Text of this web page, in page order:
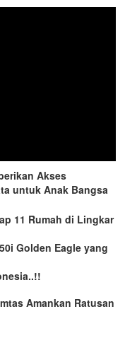
Akses
untuk Anak Bangsa
11 Rumah di Lingkar
Golden Eagle yang
Amankan Ratusan